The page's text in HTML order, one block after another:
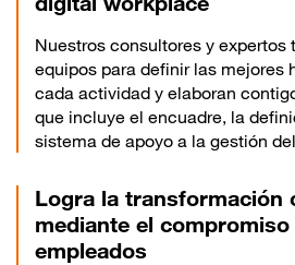
Nuestros consultores y expertos
equipos para definir las mejores
cada actividad y elaboran
que incluye el encuadre, la
sistema de apoyo a la gestión
Logra la transformación
mediante el
empleados